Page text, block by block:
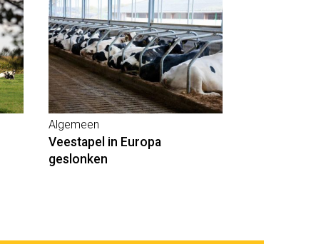
Algemeen
Veestapel in Europa
geslonken